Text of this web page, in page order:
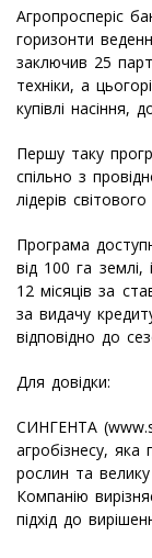
Агропросперіс
горизонти
заключив 25
техніки, а
купівлі насіння,
Першу таку
спільно з
лідерів
Програма
від 100 га
12 місяців за
за видачу
відповідно до
Для довідки:
СИНГЕНТА
агробізнесу,
рослин та велику
Компанію
підхід до